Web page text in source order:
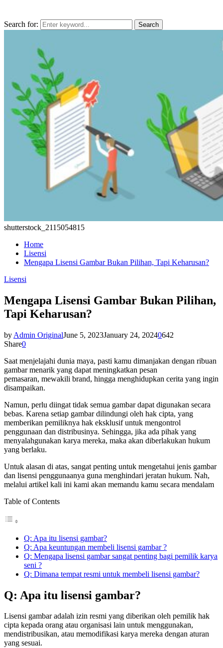
Search for: Search
shutterstock_2115054815
Home
Lisensi
Mengapa Lisensi Gambar Bukan Pilihan, Tapi Keharusan?
Lisensi
Mengapa Lisensi Gambar Bukan Pilihan,
Tapi Keharusan?
by Admin OriginalJune 5, 2023January 24, 20240642
Share0
Saat menjelajahi dunia maya, pasti kamu dimanjakan dengan ribuan
gambar menarik yang dapat meningkatkan pesan
pemasaran, mewakili brand, hingga menghidupkan cerita yang ingin
disampaikan.
Namun, perlu diingat tidak semua gambar dapat digunakan secara
bebas. Karena setiap gambar dilindungi oleh hak cipta, yang
memberikan pemiliknya hak eksklusif untuk mengontrol
penggunaan dan distribusinya. Sehingga, jika ada pihak yang
menyalahgunakan karya mereka, maka akan diberlakukan hukum
yang berlaku.
Untuk alasan di atas, sangat penting untuk mengetahui jenis gambar
dan lisensi penggunaanya guna menghindari jeratan hukum. Nah,
melalui artikel kali ini kami akan memandu kamu secara mendalam
Table of Contents
Q: Apa itu lisensi gambar?
Q: Apa keuntungan membeli lisensi gambar ?
Q: Mengapa lisensi gambar sangat penting bagi pemilik karya
seni ?
Q: Dimana tempat resmi untuk membeli lisensi gambar?
Q: Apa itu lisensi gambar?
Lisensi gambar adalah izin resmi yang diberikan oleh pemilik hak
cipta kepada orang atau organisasi lain untuk menggunakan,
mendistribusikan, atau memodifikasi karya mereka dengan aturan
yang sesuai.